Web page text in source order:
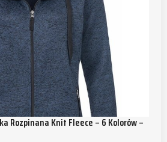
Rozpinana Knit Fleece – 6 Kolorów –